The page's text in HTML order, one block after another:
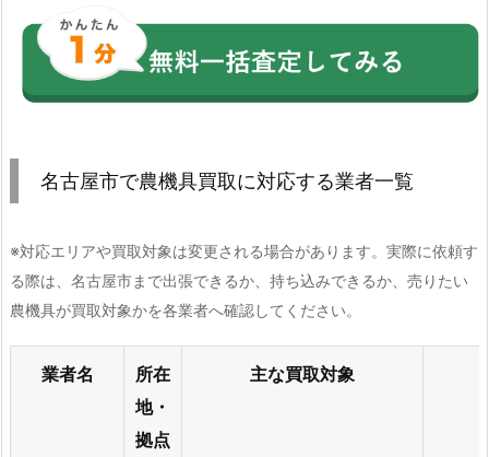
名古屋市で農機具買取に対応する業者一覧
※対応エリアや買取対象は変更される場合があります。実際に依頼す
る際は、名古屋市まで出張できるか、持ち込みできるか、売りたい
農機具が買取対象かを各業者へ確認してください。
業者名
所在
地・
拠点
主な買取対象